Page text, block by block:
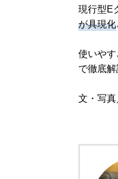
現行型E
が具現化
使いや
で徹底解
文・写